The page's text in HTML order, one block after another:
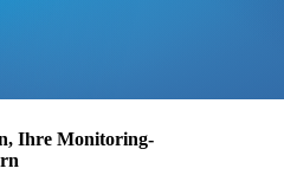
Ihre Monitoring-